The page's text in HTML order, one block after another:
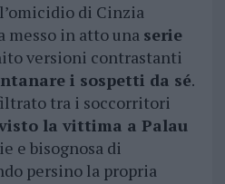
di Cinzia
messo in atto una serie
versioni contrastanti
i sospetti da sé.
tra i soccorritori
la vittima a Palau
e bisognosa di
persino la propria